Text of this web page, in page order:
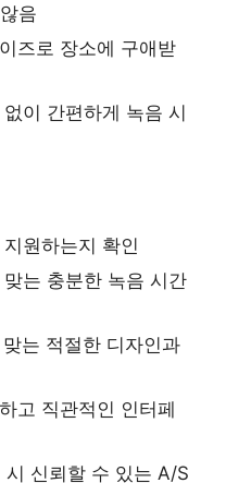
음
즈로 장소에 구애받
이 간편하게 녹음 시
원하는지 확인
는 충분한 녹음 시간
는 적절한 디자인과
고 직관적인 인터페
시 신뢰할 수 있는 A/S